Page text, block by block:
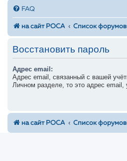
FAQ
на сайт РОСА Список форумов
Восстановить пароль
Адрес email:
Адрес email, связанный с вашей
Личном разделе, то это адрес email,
на сайт РОСА Список форумов